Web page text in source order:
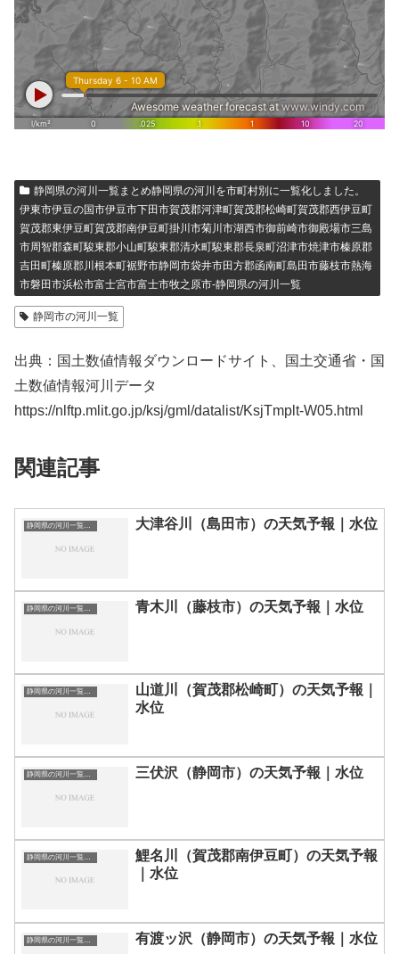
静岡県の河川一覧まとめ静岡県の河川を市町村別に一覧化しました。
伊東市伊豆の国市伊豆市下田市賀茂郡河津町賀茂郡松崎町賀茂郡西伊豆町
賀茂郡東伊豆町賀茂郡南伊豆町掛川市菊川市湖西市御前崎市御殿場市三島
市周智郡森町駿東郡小山町駿東郡清水町駿東郡長泉町沼津市焼津市榛原郡
吉田町榛原郡川根本町裾野市静岡市袋井市田方郡函南町島田市藤枝市熱海
市磐田市浜松市富士宮市富士市牧之原市-静岡県の河川一覧
静岡市の河川一覧
出典：国土数値情報ダウンロードサイト、国土交通省・国
土数値情報河川データ
https://nlftp.mlit.go.jp/ksj/gml/datalist/KsjTmplt-W05.html
関連記事
静岡県の河川一覧まとめ静岡県の河川を市町村別に一覧化しました。伊東市伊豆の国市伊豆市下田市賀茂郡河津町賀茂郡松崎町賀茂郡西伊豆町賀茂郡東伊豆町賀茂郡南伊豆町掛川市菊川市湖西市御前崎市御殿場市三島市周智郡森町駿東郡小山町駿東郡清水町駿東郡長泉町沼津市焼津市榛原郡吉田町榛原郡川根本町裾野市静岡市袋井市田方郡函南町島田市藤枝市熱海市磐田市浜松市富士宮市富士市牧之原市-静岡県の河川一覧 大津谷川（島田市）の天気予報｜水位
静岡県の河川一覧まとめ静岡県の河川を市町村別に一覧化しました。伊東市伊豆の国市伊豆市下田市賀茂郡河津町賀茂郡松崎町賀茂郡西伊豆町賀茂郡東伊豆町賀茂郡南伊豆町掛川市菊川市湖西市御前崎市御殿場市三島市周智郡森町駿東郡小山町駿東郡清水町駿東郡長泉町沼津市焼津市榛原郡吉田町榛原郡川根本町裾野市静岡市袋井市田方郡函南町島田市藤枝市熱海市磐田市浜松市富士宮市富士市牧之原市-静岡県の河川一覧 青木川（藤枝市）の天気予報｜水位
静岡県の河川一覧まとめ静岡県の河川を市町村別に一覧化しました。伊東市伊豆の国市伊豆市下田市賀茂郡河津町賀茂郡松崎町賀茂郡西伊豆町賀茂郡東伊豆町賀茂郡南伊豆町掛川市菊川市湖西市御前崎市御殿場市三島市周智郡森町駿東郡小山町駿東郡清水町駿東郡長泉町沼津市焼津市榛原郡吉田町榛原郡川根本町裾野市静岡市袋井市田方郡函南町島田市藤枝市熱海市磐田市浜松市富士宮市富士市牧之原市-静岡県の河川一覧
山道川（賀茂郡松崎町）の天気予報｜
水位
静岡県の河川一覧まとめ静岡県の河川を市町村別に一覧化しました。伊東市伊豆の国市伊豆市下田市賀茂郡河津町賀茂郡松崎町賀茂郡西伊豆町賀茂郡東伊豆町賀茂郡南伊豆町掛川市菊川市湖西市御前崎市御殿場市三島市周智郡森町駿東郡小山町駿東郡清水町駿東郡長泉町沼津市焼津市榛原郡吉田町榛原郡川根本町裾野市静岡市袋井市田方郡函南町島田市藤枝市熱海市磐田市浜松市富士宮市富士市牧之原市-静岡県の河川一覧 三伏沢（静岡市）の天気予報｜水位
静岡県の河川一覧まとめ静岡県の河川を市町村別に一覧化しました。伊東市伊豆の国市伊豆市下田市賀茂郡河津町賀茂郡松崎町賀茂郡西伊豆町賀茂郡東伊豆町賀茂郡南伊豆町掛川市菊川市湖西市御前崎市御殿場市三島市周智郡森町駿東郡小山町駿東郡清水町駿東郡長泉町沼津市焼津市榛原郡吉田町榛原郡川根本町裾野市静岡市袋井市田方郡函南町島田市藤枝市熱海市磐田市浜松市富士宮市富士市牧之原市-静岡県の河川一覧
鯉名川（賀茂郡南伊豆町）の天気予報
｜水位
静岡県の河川一覧まとめ静岡県の河川を市町村別に一覧化しました。伊東市伊豆の国市伊豆市下田市賀茂郡河津町賀茂郡松崎町賀茂郡西伊豆町賀茂郡東伊豆町賀茂郡南伊豆町掛川市菊川市湖西市御前崎市御殿場市三島市周智郡森町駿東郡小山町駿東郡清水町駿東郡長泉町沼津市焼津市榛原郡吉田町榛原郡川根本町裾野市静岡市袋井市田方郡函南町島田市藤枝市熱海市磐田市浜松市富士宮市富士市牧之原市-静岡県の河川一覧 有渡ッ沢（静岡市）の天気予報｜水位